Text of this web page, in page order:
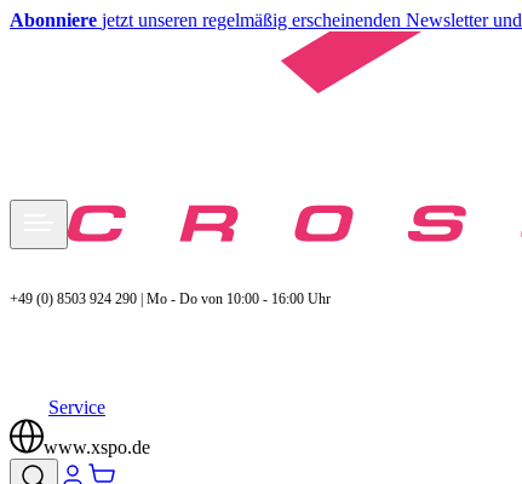
Abonniere jetzt unseren regelmäßig erscheinenden Newsletter und
+49 (0) 8503 924 290 | Mo - Do von 10:00 - 16:00 Uhr
Service
www.xspo.de